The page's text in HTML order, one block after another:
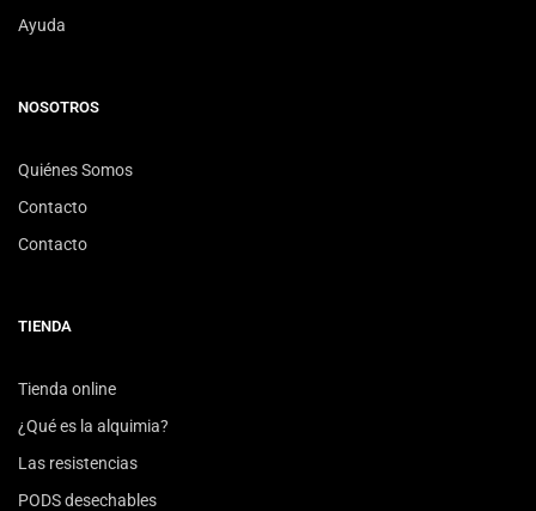
Ayuda
NOSOTROS
Quiénes Somos
Contacto
Contacto
TIENDA
Tienda online
¿Qué es la alquimia?
Las resistencias
PODS desechables